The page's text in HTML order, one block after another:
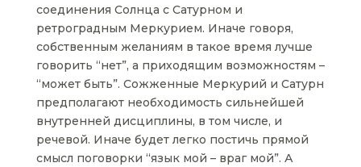
соединения Солнца с Сатурном и
ретроградным Меркурием. Иначе говоря,
собственным желаниям в такое время лучше
говорить “нет”, а приходящим возможностям –
“может быть”. Сожженные Меркурий и Сатурн
предполагают необходимость сильнейшей
внутренней дисциплины, в том числе, и
речевой. Иначе будет легко постичь прямой
смысл поговорки “язык мой – враг мой”. А